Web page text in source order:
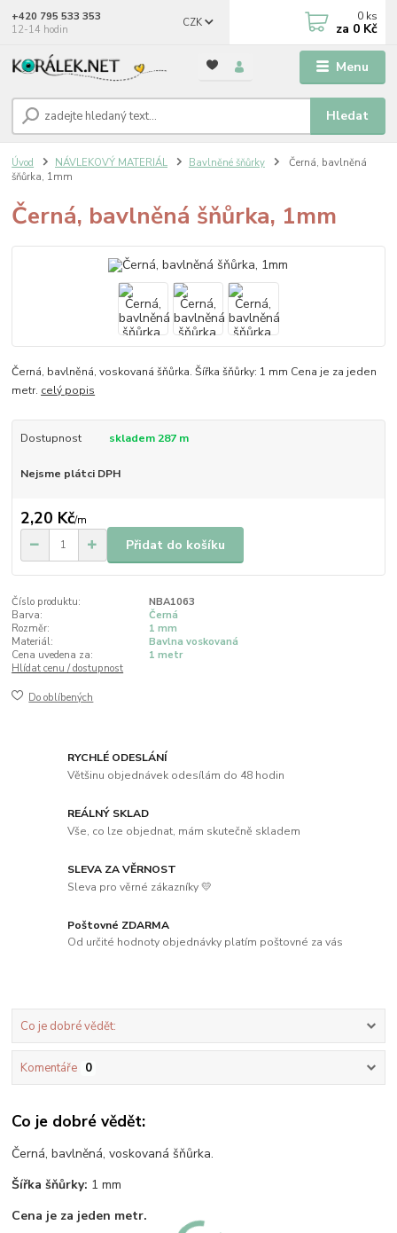
Menu
CZK
Hledat
+420 795 533 353
12-14 hodin
0 ks
za 0 Kč
Úvod NÁVLEKOVÝ MATERIÁL Bavlněné šňůrky
Černá, bavlněná
šňůrka, 1mm
Černá, bavlněná šňůrka, 1mm
Černá, bavlněná, voskovaná šňůrka. Šířka šňůrky: 1 mm Cena je za jeden
metr. celý popis
Dostupnost skladem 287 m
Nejsme plátci DPH
2,20 Kč/m
Přidat do košíku
Číslo produktu:
NBA1063
Barva:
Černá
Rozměr:
1 mm
Materiál:
Bavlna voskovaná
Cena uvedena za:
1 metr
Hlídat cenu / dostupnost
Do oblíbených
RYCHLÉ ODESLÁNÍ
Většinu objednávek odesílám do 48 hodin
REÁLNÝ SKLAD
Vše, co lze objednat, mám skutečně skladem
SLEVA ZA VĚRNOST
Sleva pro věrné zákazníky 💛
Poštovné ZDARMA
Od určité hodnoty objednávky platím poštovné za vás
Co je dobré vědět:
Komentáře 0
Co je dobré vědět:
Černá, bavlněná, voskovaná šňůrka.
Šířka šňůrky: 1 mm
Cena je za jeden metr.